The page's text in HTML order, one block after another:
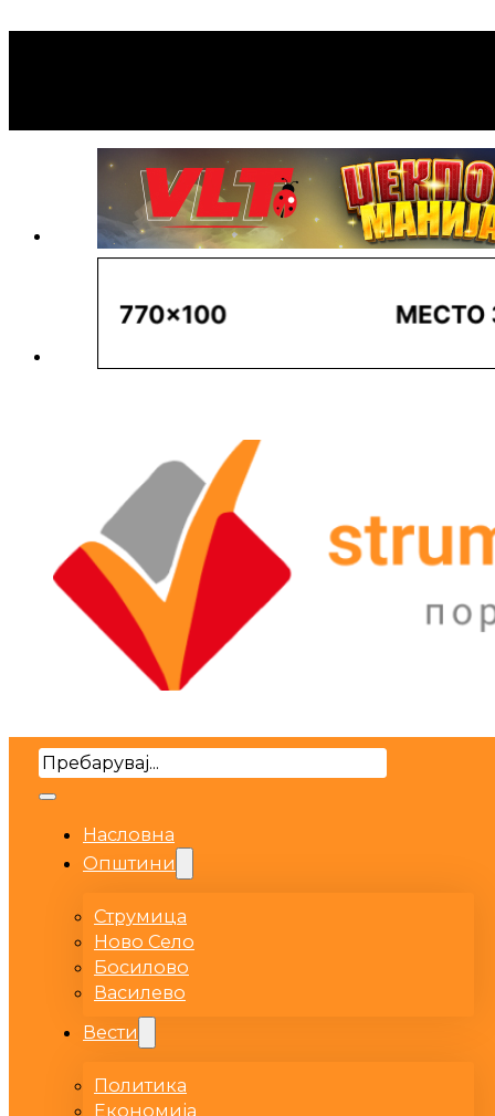
Search
Насловна
Општини
Струмица
Ново Село
Босилово
Василево
Вести
Политика
Економија